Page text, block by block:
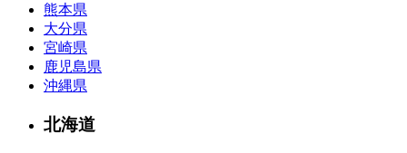
熊本県
大分県
宮崎県
鹿児島県
沖縄県
北海道